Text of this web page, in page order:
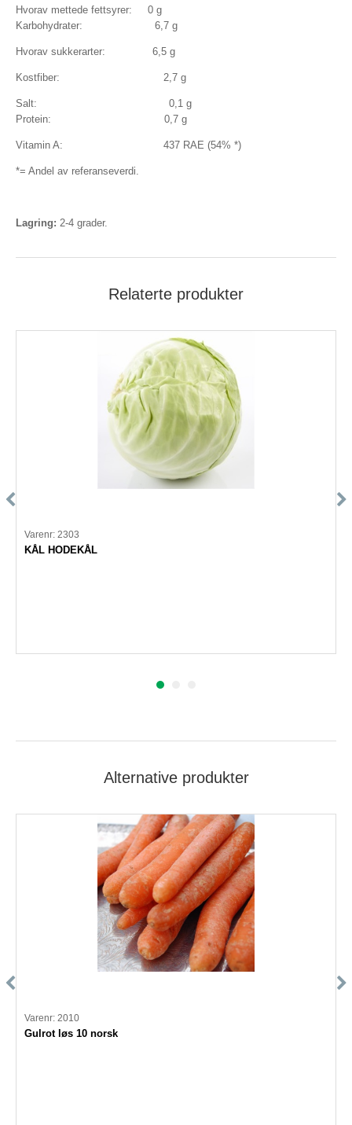
Hvorav mettede fettsyrer: 0 g
Karbohydrater: 6,7 g
Hvorav sukkerarter: 6,5 g
Kostfiber: 2,7 g
Salt: 0,1 g
Protein: 0,7 g
Vitamin A: 437 RAE (54% *)
*= Andel av referanseverdi.
Lagring: 2-4 grader.
Relaterte produkter
Varenr: 2303
KÅL HODEKÅL
Alternative produkter
Varenr: 2010
Gulrot løs 10 norsk